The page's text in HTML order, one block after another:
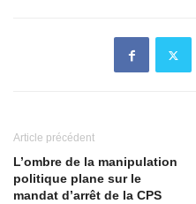
Article précédent
L’ombre de la manipulation
politique plane sur le
mandat d’arrêt de la CPS